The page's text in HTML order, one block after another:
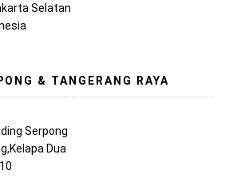
Selatan
& TANGERANG RAYA
Serpong
Dua